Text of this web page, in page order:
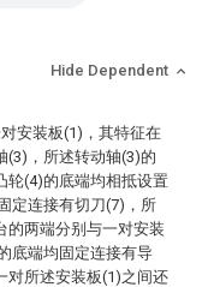
Hide Dependent
安装板(1)，其特征在
(3)，所述转动轴(3)的
轮(4)的底端均相抵设置
定连接有切刀(7)，所
的两端分别与一对安装
底端均固定连接有导
对所述安装板(1)之间还